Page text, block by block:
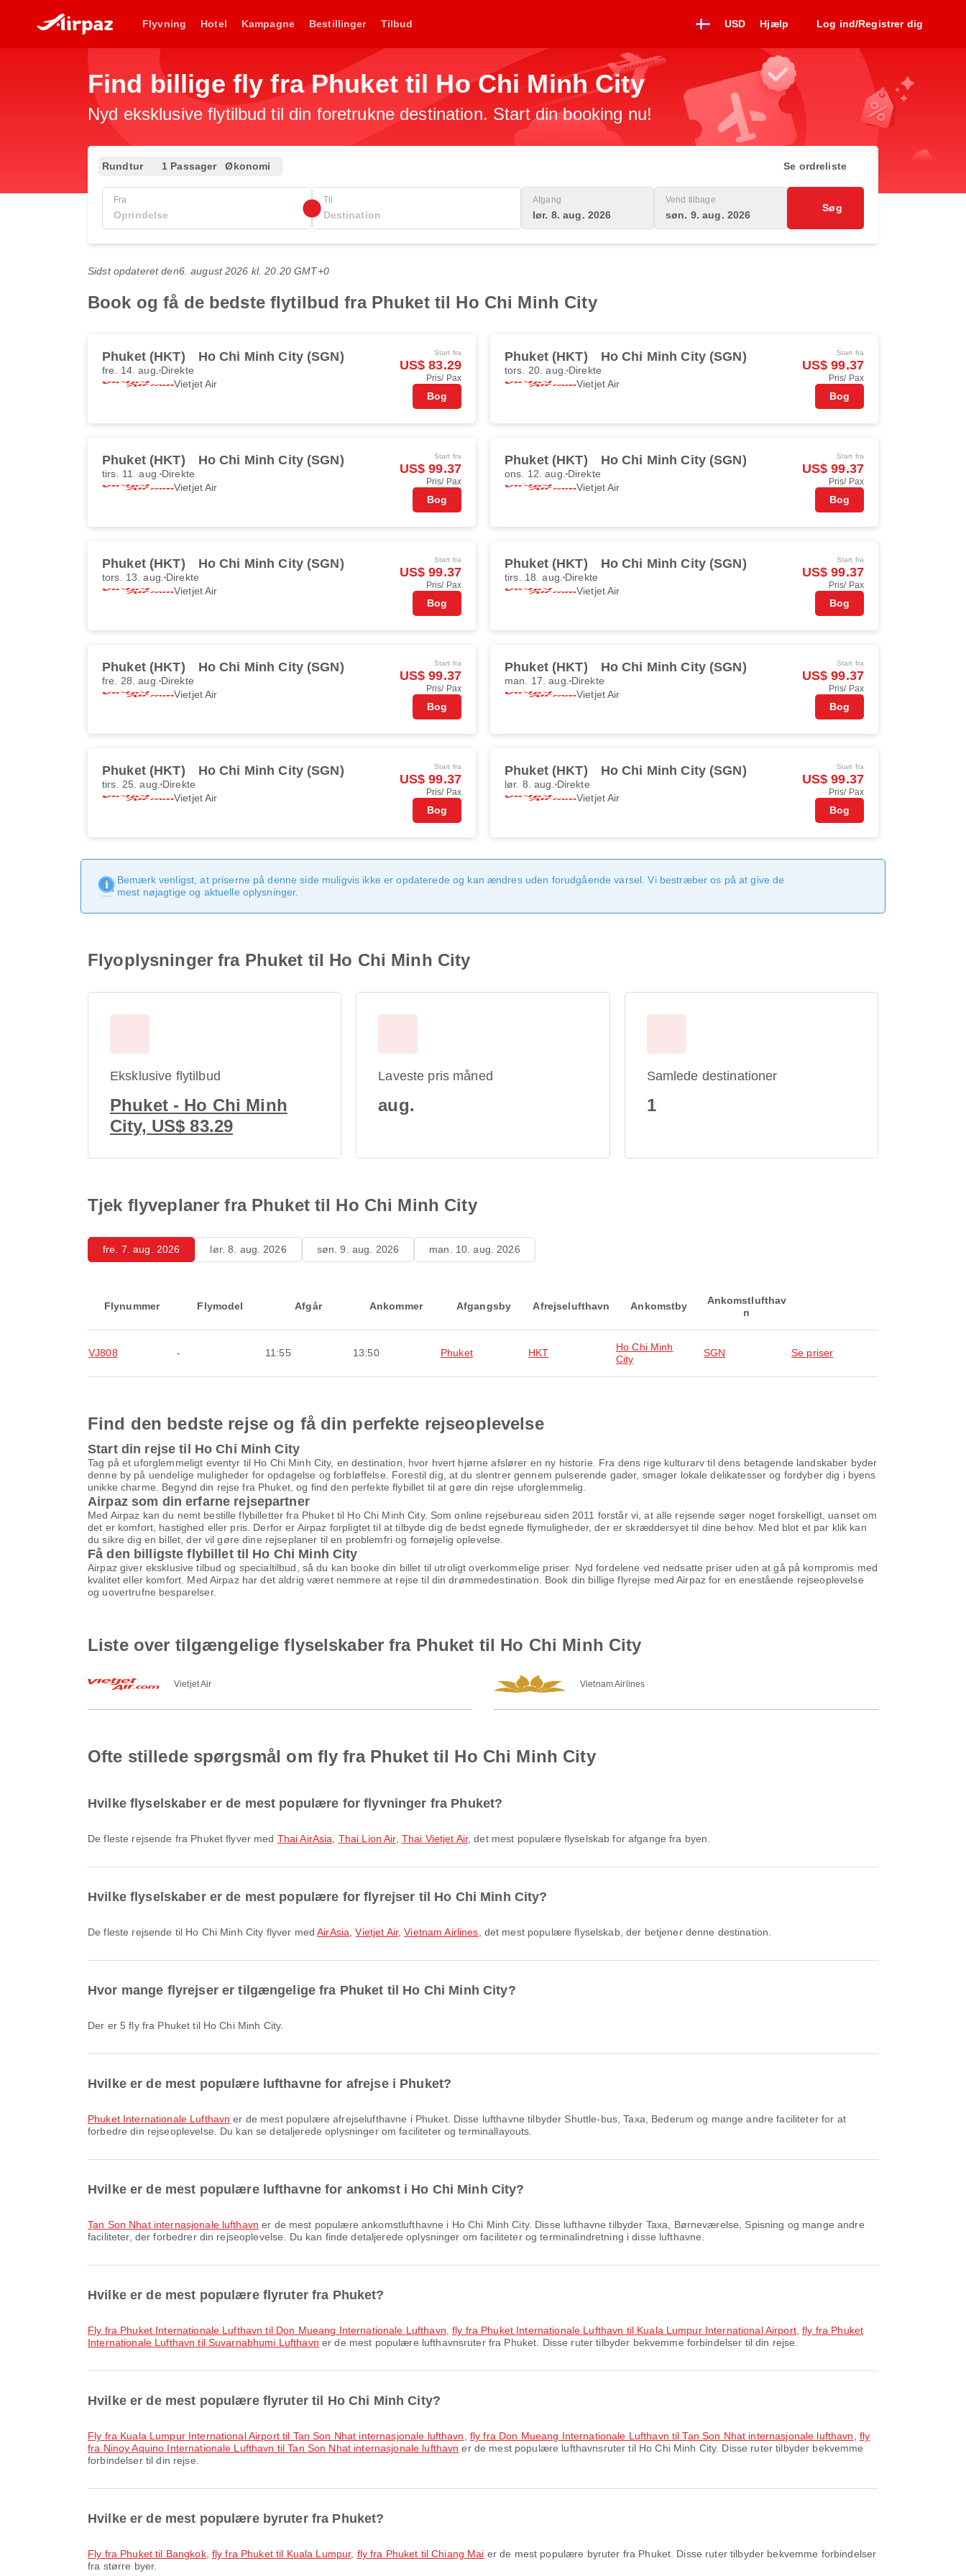
Flyvning Hotel Kampagne Bestillinger Tilbud USD Hjælp Log ind/Registrer dig
Find billige fly fra Phuket til Ho Chi Minh City
Nyd eksklusive flytilbud til din foretrukne destination. Start din booking nu!
Rundtur 1 Passager Økonomi Se ordreliste
Fra Til Afgang
lør. 8. aug. 2026
Vend tilbage
søn. 9. aug. 2026
Søg
Sidst opdateret den6. august 2026 kl. 20.20 GMT+0
Book og få de bedste flytilbud fra Phuket til Ho Chi Minh City
Phuket (HKT) Ho Chi Minh City (SGN)
fre. 14. aug. Direkte
Vietjet Air
Start fra
US$ 83.29
Pris/ Pax
Bog
Phuket (HKT) Ho Chi Minh City (SGN)
tors. 20. aug. Direkte
Vietjet Air
Start fra
US$ 99.37
Pris/ Pax
Bog
Phuket (HKT) Ho Chi Minh City (SGN)
tirs. 11. aug. Direkte
Vietjet Air
Start fra
US$ 99.37
Pris/ Pax
Bog
Phuket (HKT) Ho Chi Minh City (SGN)
ons. 12. aug. Direkte
Vietjet Air
Start fra
US$ 99.37
Pris/ Pax
Bog
Phuket (HKT) Ho Chi Minh City (SGN)
tors. 13. aug. Direkte
Vietjet Air
Start fra
US$ 99.37
Pris/ Pax
Bog
Phuket (HKT) Ho Chi Minh City (SGN)
tirs. 18. aug. Direkte
Vietjet Air
Start fra
US$ 99.37
Pris/ Pax
Bog
Phuket (HKT) Ho Chi Minh City (SGN)
fre. 28. aug. Direkte
Vietjet Air
Start fra
US$ 99.37
Pris/ Pax
Bog
Phuket (HKT) Ho Chi Minh City (SGN)
man. 17. aug. Direkte
Vietjet Air
Start fra
US$ 99.37
Pris/ Pax
Bog
Phuket (HKT) Ho Chi Minh City (SGN)
tirs. 25. aug. Direkte
Vietjet Air
Start fra
US$ 99.37
Pris/ Pax
Bog
Phuket (HKT) Ho Chi Minh City (SGN)
lør. 8. aug. Direkte
Vietjet Air
Start fra
US$ 99.37
Pris/ Pax
Bog
Bemærk venligst, at priserne på denne side muligvis ikke er opdaterede og kan ændres uden forudgående varsel. Vi bestræber os på at give de
mest nøjagtige og aktuelle oplysninger.
Flyoplysninger fra Phuket til Ho Chi Minh City
Eksklusive flytilbud
Phuket - Ho Chi Minh
City, US$ 83.29
Laveste pris måned
aug.
Samlede destinationer
1
Tjek flyveplaner fra Phuket til Ho Chi Minh City
fre. 7. aug. 2026 lør. 8. aug. 2026 søn. 9. aug. 2026 man. 10. aug. 2026
Flynummer Flymodel Afgår Ankommer Afgangsby Afrejselufthavn Ankomstby
Ankomstlufthav
n
VJ808 - 11:55 13:50 Phuket HKT
Ho Chi Minh
City
SGN Se priser
Find den bedste rejse og få din perfekte rejseoplevelse
Start din rejse til Ho Chi Minh City
Tag på et uforglemmeligt eventyr til Ho Chi Minh City, en destination, hvor hvert hjørne afslører en ny historie. Fra dens rige kulturarv til dens betagende landskaber byder
denne by på uendelige muligheder for opdagelse og forbløffelse. Forestil dig, at du slentrer gennem pulserende gader, smager lokale delikatesser og fordyber dig i byens
unikke charme. Begynd din rejse fra Phuket, og find den perfekte flybillet til at gøre din rejse uforglemmelig.
Airpaz som din erfarne rejsepartner
Med Airpaz kan du nemt bestille flybilletter fra Phuket til Ho Chi Minh City. Som online rejsebureau siden 2011 forstår vi, at alle rejsende søger noget forskelligt, uanset om
det er komfort, hastighed eller pris. Derfor er Airpaz forpligtet til at tilbyde dig de bedst egnede flymuligheder, der er skræddersyet til dine behov. Med blot et par klik kan
du sikre dig en billet, der vil gøre dine rejseplaner til en problemfri og fornøjelig oplevelse.
Få den billigste flybillet til Ho Chi Minh City
Airpaz giver eksklusive tilbud og specialtilbud, så du kan booke din billet til utroligt overkommelige priser. Nyd fordelene ved nedsatte priser uden at gå på kompromis med
kvalitet eller komfort. Med Airpaz har det aldrig været nemmere at rejse til din drømmedestination. Book din billige flyrejse med Airpaz for en enestående rejseoplevelse
og uovertrufne besparelser.
Liste over tilgængelige flyselskaber fra Phuket til Ho Chi Minh City
Vietjet Air Vietnam Airlines
Ofte stillede spørgsmål om fly fra Phuket til Ho Chi Minh City
Hvilke flyselskaber er de mest populære for flyvninger fra Phuket?
De fleste rejsende fra Phuket flyver med Thai AirAsia Thai Lion Air, Thai Vietjet Air, det mest populære flyselskab for afgange fra byen.
Hvilke flyselskaber er de mest populære for flyrejser til Ho Chi Minh City?
De fleste rejsende til Ho Chi Minh City flyver medAirAsia ,Vietjet Air,Vietnam Airlines , det mest populære flyselskab, der betjener denne destination.
Hvor mange flyrejser er tilgængelige fra Phuket til Ho Chi Minh City?
Der er 5 fly fra Phuket til Ho Chi Minh City.
Hvilke er de mest populære lufthavne for afrejse i Phuket?
Phuket Internationale Lufthavn er de mest populære afrejselufthavne i Phuket. Disse lufthavne tilbyder Shuttle-bus, Taxa, Bederum og mange andre faciliteter for at
forbedre din rejseoplevelse. Du kan se detaljerede oplysninger om faciliteter og terminallayouts.
Hvilke er de mest populære lufthavne for ankomst i Ho Chi Minh City?
Tan Son Nhat internasjonale lufthavn er de mest populære ankomstlufthavne i Ho Chi Minh City. Disse lufthavne tilbyder Taxa, Børneværelse, Spisning og mange andre
faciliteter, der forbedrer din rejseoplevelse. Du kan finde detaljerede oplysninger om faciliteter og terminalindretning i disse lufthavne.
Hvilke er de mest populære flyruter fra Phuket?
fly fra Phuket Internationale Lufthavn til Don Mueang Internationale Lufthavn ,fly fra Phuket Internationale Lufthavn til Kuala Lumpur International Airport,fly fra Phuket
Internationale Lufthavn til Suvarnabhumi Lufthavn er de mest populære lufthavnsruter fra Phuket. Disse ruter tilbyder bekvemme forbindelser til din rejse.
Hvilke er de mest populære flyruter til Ho Chi Minh City?
fly fra Kuala Lumpur International Airport til Tan Son Nhat internasjonale lufthavn fly fra Don Mueang Internationale Lufthavn til Tan Son Nhat internasjonale lufthavn
fly
fra Ninoy Aquino Internationale Lufthavn til Tan Son Nhat internasjonale lufthavn er de mest populære lufthavnsruter til Ho Chi Minh City. Disse ruter tilbyder bekvemme
forbindelser til din rejse.
Hvilke er de mest populære byruter fra Phuket?
fly fra Phuket til Bangkok, fly fra Phuket til Kuala Lumpur, fly fra Phuket til Chiang Mai er de mest populære byruter fra Phuket. Disse ruter tilbyder bekvemme forbindelser
fra større byer.